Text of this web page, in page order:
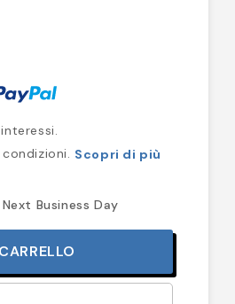
Scopri di più
Next Business Day